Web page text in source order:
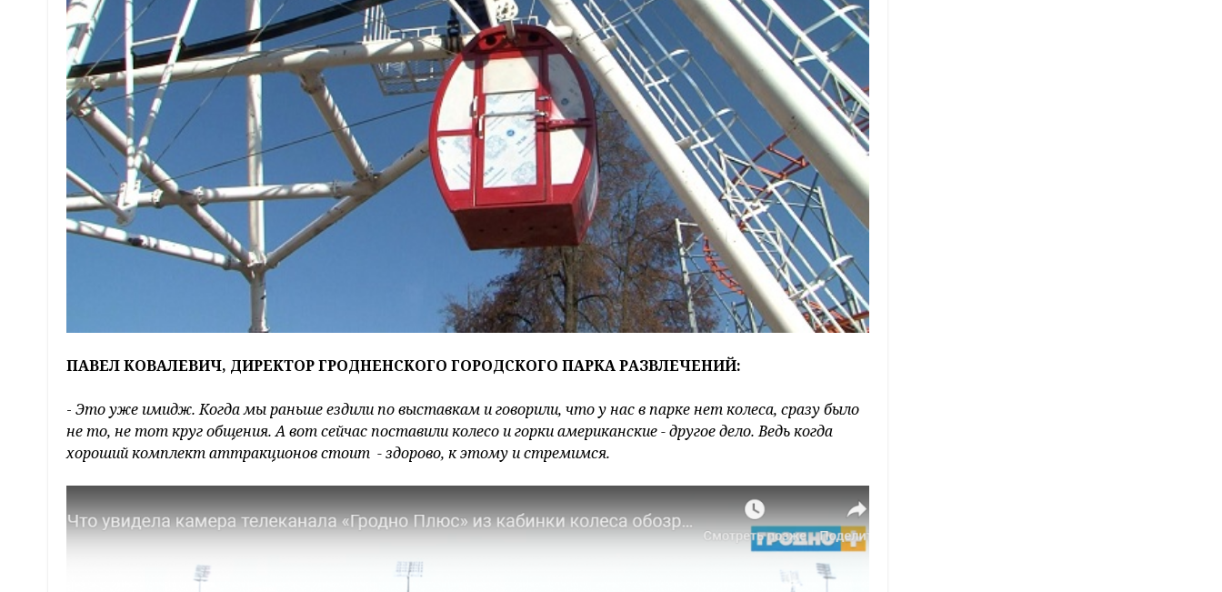
ПАВЕЛ КОВАЛЕВИЧ, ДИРЕКТОР ГРОДНЕНСКОГО ГОРОДСКОГО ПАРКА РАЗВЛЕЧЕНИЙ:
- Это уже имидж. Когда мы раньше ездили по выставкам и говорили, что у нас в парке нет колеса, сразу было
не то, не тот круг общения. А вот сейчас поставили колесо и горки американские - другое дело. Ведь когда
хороший комплект аттракционов стоит - здорово, к этому и стремимся.